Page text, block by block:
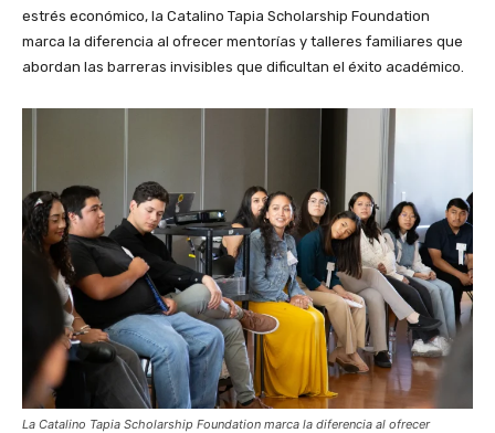
estrés económico, la Catalino Tapia Scholarship Foundation
marca la diferencia al ofrecer mentorías y talleres familiares que
abordan las barreras invisibles que dificultan el éxito académico.
La Catalino Tapia Scholarship Foundation marca la diferencia al ofrecer